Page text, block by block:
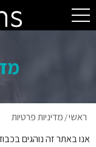
ראשי/ מדיניות פרטיות
אנו באתר זה נוהגים